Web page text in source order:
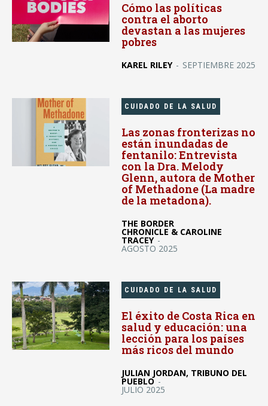
Cómo las políticas
contra el aborto
devastan a las mujeres
pobres
KAREL RILEY - SEPTIEMBRE 2025
CUIDADO DE LA SALUD
Las zonas fronterizas no
están inundadas de
fentanilo: Entrevista
con la Dra. Melody
Glenn, autora de Mother
of Methadone (La madre
de la metadona).
THE BORDER
CHRONICLE & CAROLINE
TRACEY -
AGOSTO 2025
CUIDADO DE LA SALUD
El éxito de Costa Rica en
salud y educación: una
lección para los países
más ricos del mundo
JULIAN JORDAN, TRIBUNO DEL
PUEBLO -
JULIO 2025